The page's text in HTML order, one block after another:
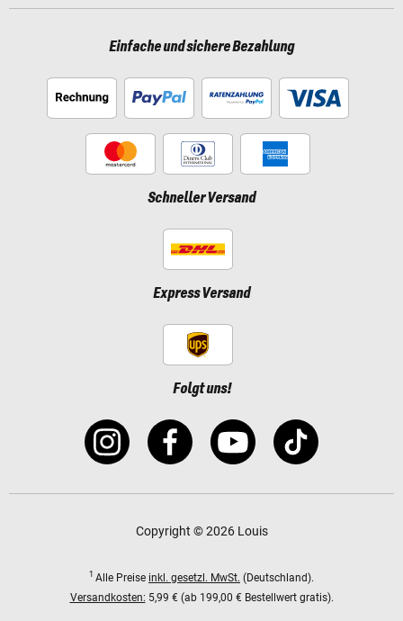
Einfache und sichere Bezahlung
Schneller Versand
Express Versand
Folgt uns!
Copyright © 2026 Louis
1 Alle Preise inkl. gesetzl. MwSt. (Deutschland).
Versandkosten: 5,99 € (ab 199,00 € Bestellwert gratis).